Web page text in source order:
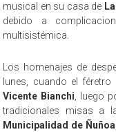
musical en su casa de
debido a
multisistémica.
Los homenajes de
lunes, cuando el
Vicente Bianchi , luego
tradicionales misas a
Municipalidad de Ñuñoa